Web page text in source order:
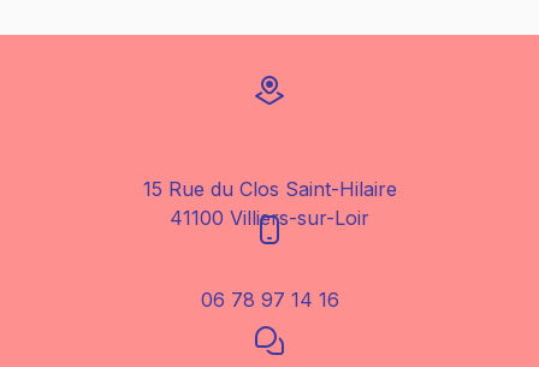
15 Rue du Clos Saint-Hilaire
41100 Villiers-sur-Loir
06 78 97 14 16